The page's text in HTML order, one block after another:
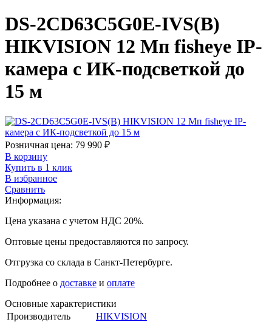
DS-2CD63C5G0E-IVS(B)
HIKVISION 12 Мп fisheye IP-
камера с ИК-подсветкой до
15 м
Розничная цена: 79 990 ₽
В корзину
Купить в 1 клик
В избранное
Сравнить
Информация:
Цена указана с учетом НДС 20%.
Оптовые цены предоставляются по запросу.
Отгрузка со склада в Санкт-Петербурге.
Подробнее о доставке и оплате
Основные характеристики
Производитель
HIKVISION